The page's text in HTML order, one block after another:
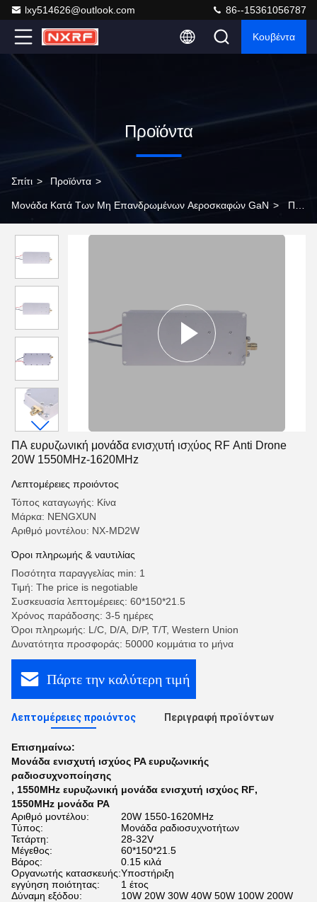
lxy514626@outlook.com 86--15361056787
Κουβέντα
Προϊόντα
Σπίτι > Προϊόντα >
Μονάδα Κατά Των Μη Επανδρωμένων Αεροσκαφών GaN > ΠΑ
1550MHz-1620MHz
ΠΑ ευρυζωνική μονάδα ενισχυτή ισχύος RF Anti Drone
20W 1550MHz-1620MHz
Λεπτομέρειες προιόντος
Τόπος καταγωγής: Κίνα
Μάρκα: NENGXUN
Αριθμό μοντέλου: NX-MD2W
Όροι πληρωμής & ναυτιλίας
Ποσότητα παραγγελίας min: 1
Τιμή: The price is negotiable
Συσκευασία λεπτομέρειες: 60*150*21.5
Χρόνος παράδοσης: 3-5 ημέρες
Όροι πληρωμής: L/C, D/A, D/P, T/T, Western Union
Δυνατότητα προσφοράς: 50000 κομμάτια το μήνα
Πάρτε την καλύτερη τιμή
Λεπτομέρειες προιόντος Περιγραφή προϊόντων
Επισημαίνω:
Μονάδα ενισχυτή ισχύος PA ευρυζωνικής
ραδιοσυχνοποίησης
, 1550MHz ευρυζωνική μονάδα ενισχυτή ισχύος RF,
1550MHz μονάδα PA
Αριθμό μοντέλου:
20W 1550-1620MHz
Τύπος:
Μονάδα ραδιοσυχνοτήτων
Τετάρτη:
28-32V
Μέγεθος:
60*150*21.5
Βάρος:
0.15 κιλά
Οργανωτής κατασκευής:Υποστήριξη
εγγύηση ποιότητας:
1 έτος
Δύναμη εξόδου:
10W 20W 30W 40W 50W 100W 200W